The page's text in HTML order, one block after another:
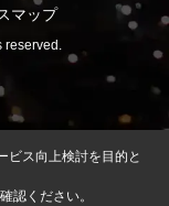
マップ
reserved.
ビス向上検討を目的と
認ください。